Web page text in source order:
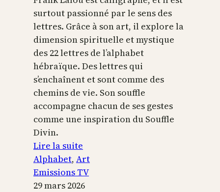
surtout passionné par le sens des
lettres. Grâce à son art, il explore la
dimension spirituelle et mystique
des 22 lettres de l’alphabet
hébraïque. Des lettres qui
s’enchaînent et sont comme des
chemins de vie. Son souffle
accompagne chacun de ses gestes
comme une inspiration du Souffle
Divin.
Lire la suite
L’alphabet
sacré
Alphabet, Art
Emissions TV
29 mars 2026